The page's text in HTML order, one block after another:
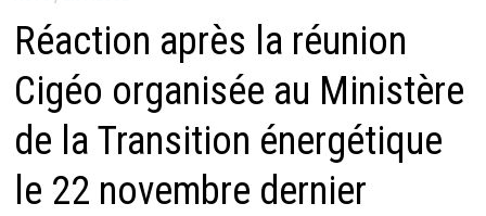
Réaction après la réunion
Cigéo organisée au Ministère
de la Transition énergétique
le 22 novembre dernier